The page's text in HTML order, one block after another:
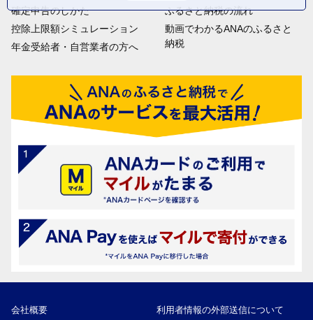
確定申告のしかた
控除上限額シミュレーション
年金受給者・自営業者の方へ
ふるさと納税の流れ
動画でわかるANAのふるさと
納税
会社概要 利用者情報の外部送信について